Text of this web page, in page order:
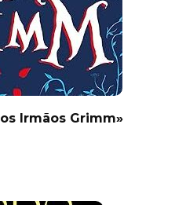
Irmãos Grimm»